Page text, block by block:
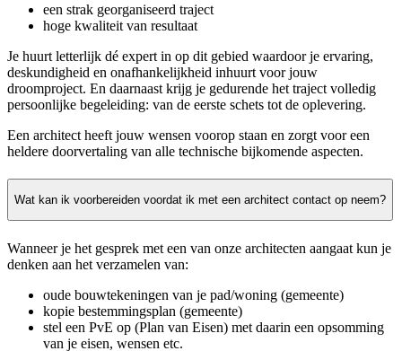
een strak georganiseerd traject
hoge kwaliteit van resultaat
Je huurt letterlijk dé expert in op dit gebied waardoor je ervaring,
deskundigheid en onafhankelijkheid inhuurt voor jouw
droomproject. En daarnaast krijg je gedurende het traject volledig
persoonlijke begeleiding: van de eerste schets tot de oplevering.
Een architect heeft jouw wensen voorop staan en zorgt voor een
heldere doorvertaling van alle technische bijkomende aspecten.
Wat kan ik voorbereiden voordat ik met een architect contact op neem?
Wanneer je het gesprek met een van onze architecten aangaat kun je
denken aan het verzamelen van:
oude bouwtekeningen van je pad/woning (gemeente)
kopie bestemmingsplan (gemeente)
stel een PvE op (Plan van Eisen) met daarin een opsomming
van je eisen, wensen etc.